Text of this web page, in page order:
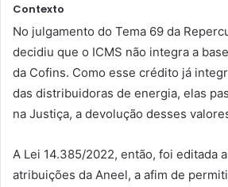
Contexto
No julgamento do Tema 69 da
decidiu que o ICMS não integra a
da Cofins. Como esse crédito já
das distribuidoras de energia, elas
na Justiça, a devolução desses
A Lei 14.385/2022, então, foi editada
atribuições da Aneel, a afim de